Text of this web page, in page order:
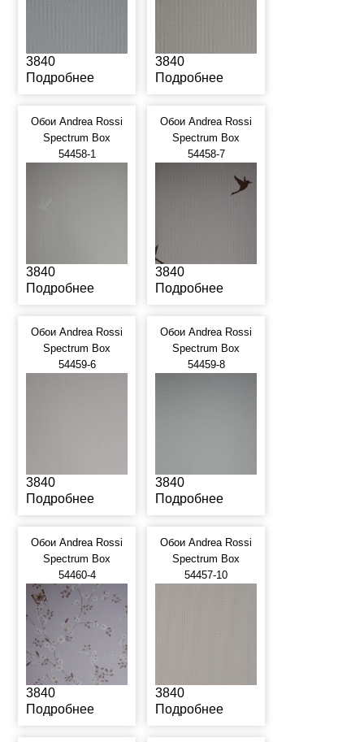
3840
Подробнее
3840
Подробнее
Обои Andrea Rossi
Spectrum Box
54458-1
3840
Подробнее
Обои Andrea Rossi
Spectrum Box
54458-7
3840
Подробнее
Обои Andrea Rossi
Spectrum Box
54459-6
3840
Подробнее
Обои Andrea Rossi
Spectrum Box
54459-8
3840
Подробнее
Обои Andrea Rossi
Spectrum Box
54460-4
3840
Подробнее
Обои Andrea Rossi
Spectrum Box
54457-10
3840
Подробнее